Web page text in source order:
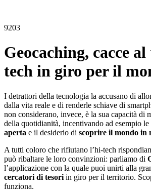
9203
Geocaching, cacce
tech in giro per il
I detrattori della tecnologia la accusano di
dalla vita reale e di renderle schiave di
non considerano, invece, è la sua capacità di
della quotidianità, incentivando ad esempio le
aperta e il desiderio di scoprire il mondo in
A tutti coloro che rifiutano l’hi-tech
può ribaltare le loro convinzioni: parliamo di
l’applicazione con la quale puoi unirti alla
cercatori di tesori in giro per il territorio.
funziona.